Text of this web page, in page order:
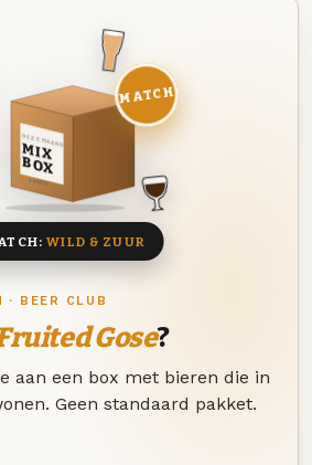
· BEER CLUB
Gose?
aan een box met bieren die in
Geen standaard pakket.
DEZE MAAND
MIX
BOX
8 BIEREN
MATCH
WILD & ZUUR